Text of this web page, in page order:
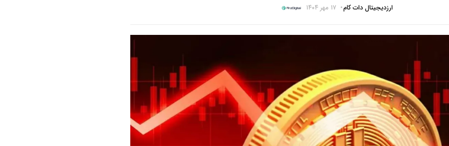
ارزدیجیتال دات کام ۱۷ مهر ۱۴۰۴